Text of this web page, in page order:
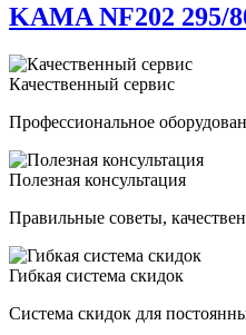
KAMA NF202 295/
Качественный сервис
Профессиональное
Полезная консультация
Правильные советы,
Гибкая система скидок
Система скидок для